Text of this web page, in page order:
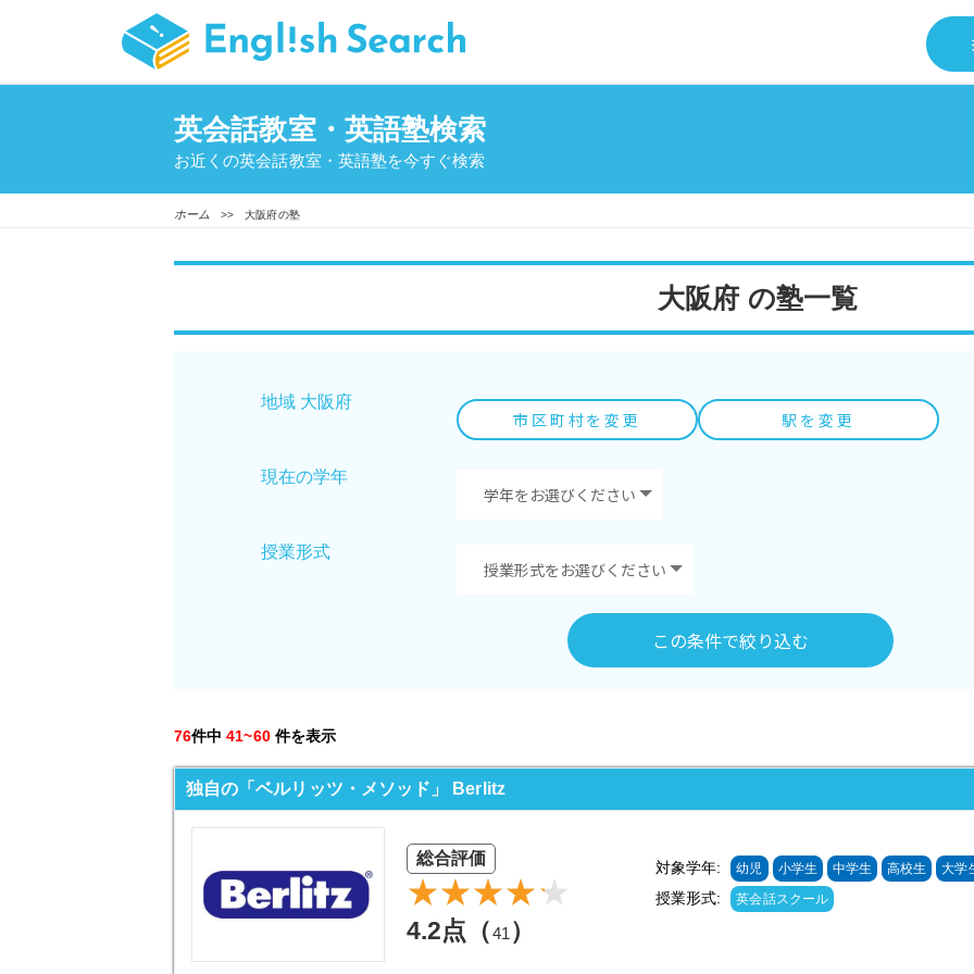
英会話教室・英語塾検索
お近くの英会話教室・英語塾を今すぐ検索
ホーム >> 大阪府の塾
大阪府 の塾一覧
地域 大阪府
市区町村を変更 駅を変更
現在の学年
授業形式
この条件で絞り込む
76件中41~60 件を表示
独自の「ベルリッツ・メソッド」 Berlitz
総合評価
4.2点（41 ）
対象学年: 幼児 小学生 中学生 高校生 大学
授業形式: 英会話スクール